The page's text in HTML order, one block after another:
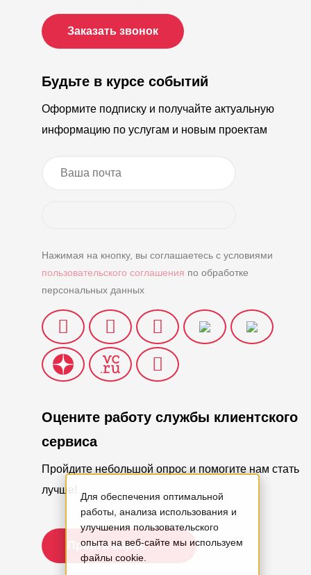
Заказать звонок
Будьте в курсе событий
Оформите подписку и получайте актуальную
информацию по услугам и новым проектам
Нажимая на кнопку, вы соглашаетесь с условиями
пользовательского соглашения по обработке
персональных данных
Оцените работу службы клиентского
сервиса
Пройдите небольшой опрос и помогите нам стать
лучше!
Пройти опрос
Для обеспечения оптимальной
работы, анализа использования и
улучшения пользовательского
опыта на веб-сайте мы используем
файлы cookie.